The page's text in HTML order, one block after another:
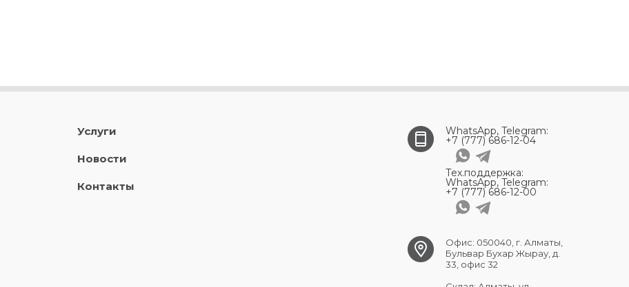
Услуги
Новости
Контакты
WhatsApp, Telegram:
+7 (777) 686-12-04
Тех.поддержка:
WhatsApp, Telegram:
+7 (777) 686-12-00
Офис: 050040, г. Алматы,
Бульвар Бухар Жырау, д.
33, офис 32